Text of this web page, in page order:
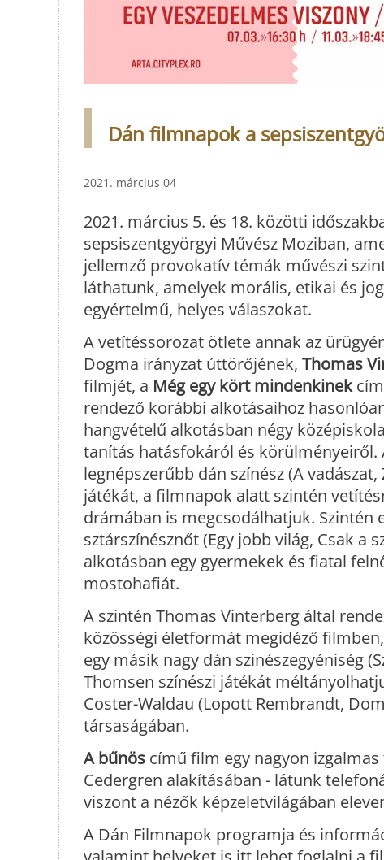
Dán filmnapok a
2021. március 04
2021. március 5. és 18. közötti
sepsiszentgyörgyi Művész Moziban,
jellemző provokatív témák művészi
láthatunk, amelyek morális, etikai és
egyértelmű, helyes válaszokat.
A vetítéssorozat ötlete annak az
Dogma irányzat úttörőjének, Thomas
filmjét, a Még egy kört mindenkinek
rendező korábbi alkotásaihoz
hangvételű alkotásban négy
tanítás hatásfokáról és körülményeiről.
legnépszerűbb dán színész (A
játékát, a filmnapok alatt szintén
drámában is megcsodálhatjuk.
sztárszínésznőt (Egy jobb világ, Csak a
alkotásban egy gyermekek és fiatal
mostohafiát.
A szintén Thomas Vinterberg által
közösségi életformát megidéző
egy másik nagy dán szinészegyéniség
Thomsen színészi játékát
Coster-Waldau (Lopott Rembrandt,
társaságában.
A bűnös című film egy nagyon
Cedergren alakításában - látunk
viszont a nézők képzeletvilágában
A Dán Filmnapok programja és